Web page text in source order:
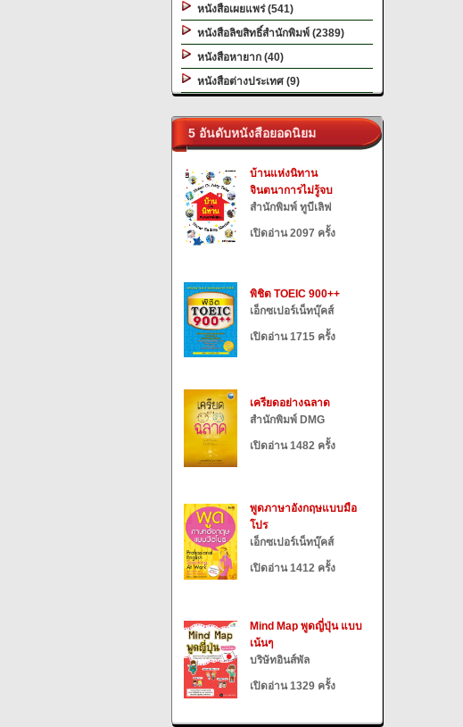
หนังสือเผยแพร่ (541)
หนังสือลิขสิทธิ์สำนักพิมพ์ (2389)
หนังสือหายาก (40)
หนังสือต่างประเทศ (9)
5 อันดับหนังสือยอดนิยม
บ้านแห่งนิทาน
จินตนาการไม่รู้จบ
สำนักพิมพ์ ทูบีเลิฟ
เปิดอ่าน 2097 ครั้ง
พิชิต TOEIC 900++
เอ็กซเปอร์เน็ทบุ๊คส์
เปิดอ่าน 1715 ครั้ง
เครียดอย่างฉลาด
สำนักพิมพ์ DMG
เปิดอ่าน 1482 ครั้ง
พูดภาษาอังกฤษแบบมือ
โปร
เอ็กซเปอร์เน็ทบุ๊คส์
เปิดอ่าน 1412 ครั้ง
Mind Map พูดญี่ปุ่น แบบ
เน้นๆ
บริษัทอินส์พัล
เปิดอ่าน 1329 ครั้ง